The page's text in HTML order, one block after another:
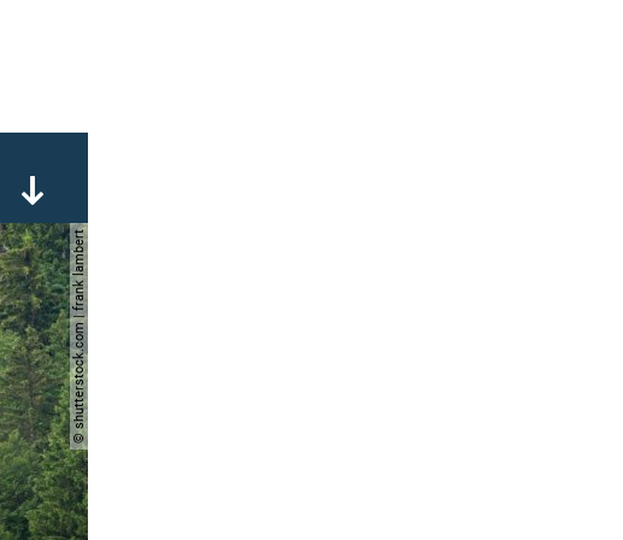
© shutterstock.com | frank lambert